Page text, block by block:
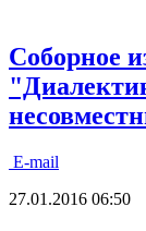
Соборное
E-mail
27.01.2016 06:50